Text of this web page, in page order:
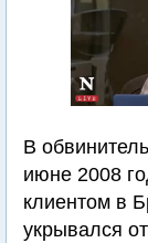
В
июне 2008
клиентом в
укрывался